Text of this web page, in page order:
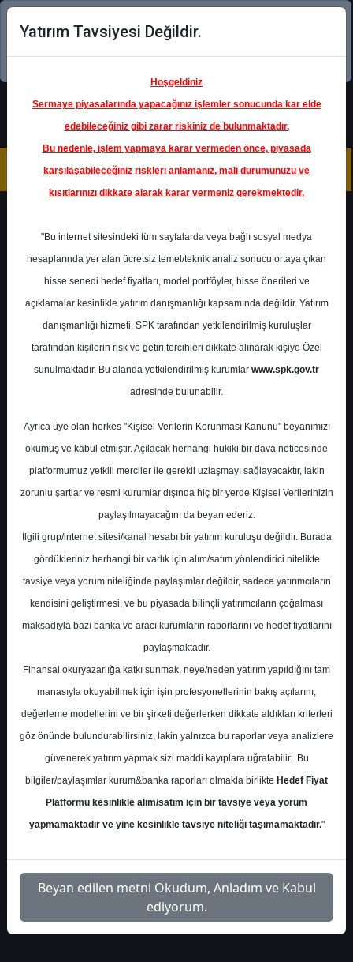
Şimdi uygulamayı indirin!
Ana Sayfa Raporlar
ALB Yatırım
Rapor Detay
ALB Yatırım - TAV
Havalimanları Raporu
A- A+
ALB Yatırım, TAVHL-TAV Havalimanları için
hedef fiyatını 133,5 TL'den 181,4 TL'ye
yükseltti, tavsiyesini "al" olarak korudu
Çarşamba, 04 Ekim 2023 00:00
S.No Dosya Adı İndir
1
alb-tavhl-raporu-3-10-
2023
İndir
Yatırım Tavsiyesi Değildir.
Hoşgeldiniz
Sermaye piyasalarında yapacağınız işlemler sonucunda kar elde
edebileceğiniz gibi zarar riskiniz de bulunmaktadır.
Bu nedenle, işlem yapmaya karar vermeden önce, piyasada
karşılaşabileceğiniz riskleri anlamanız, mali durumunuzu ve
kısıtlarınızı dikkate alarak karar vermeniz gerekmektedir.
"Bu internet sitesindeki tüm sayfalarda veya bağlı sosyal medya
hesaplarında yer alan ücretsiz temel/teknik analiz sonucu ortaya çıkan
hisse senedi hedef fiyatları, model portföyler, hisse önerileri ve
açıklamalar kesinlikle yatırım danışmanlığı kapsamında değildir. Yatırım
danışmanlığı hizmeti, SPK tarafından yetkilendirilmiş kuruluşlar
tarafından kişilerin risk ve getiri tercihleri dikkate alınarak kişiye Özel
sunulmaktadır. Bu alanda yetkilendirilmiş kurumlar www.spk.gov.tr
adresinde bulunabilir.
Ayrıca üye olan herkes "Kişisel Verilerin Korunması Kanunu" beyanımızı
okumuş ve kabul etmiştir. Açılacak herhangi hukiki bir dava neticesinde
platformumuz yetkili merciler ile gerekli uzlaşmayı sağlayacaktır, lakin
zorunlu şartlar ve resmi kurumlar dışında hiç bir yerde Kişisel Verilerinizin
paylaşılmayacağını da beyan ederiz.
İlgili grup/internet sitesi/kanal hesabı bir yatırım kuruluşu değildir. Burada
gördükleriniz herhangi bir varlık için alım/satım yönlendirici nitelikte
tavsiye veya yorum niteliğinde paylaşımlar değildir, sadece yatırımcıların
kendisini geliştirmesi, ve bu piyasada bilinçli yatırımcıların çoğalması
maksadıyla bazı banka ve aracı kurumların raporlarını ve hedef fiyatlarını
paylaşmaktadır.
Finansal okuryazarlığa katkı sunmak, neye/neden yatırım yapıldığını tam
manasıyla okuyabilmek için işin profesyonellerinin bakış açılarını,
değerleme modellerini ve bir şirketi değerlerken dikkate aldıkları kriterleri
göz önünde bulundurabilirsiniz, lakin yalnızca bu raporlar veya analizlere
güvenerek yatırım yapmak sizi maddi kayıplara uğratabilir.. Bu
bilgiler/paylaşımlar kurum&banka raporları olmakla birlikte Hedef Fiyat
Platformu kesinlikle alım/satım için bir tavsiye veya yorum
yapmamaktadır ve yine kesinlikle tavsiye niteliği taşımamaktadır."
Beyan edilen metni Okudum, Anladım ve Kabul
ediyorum.